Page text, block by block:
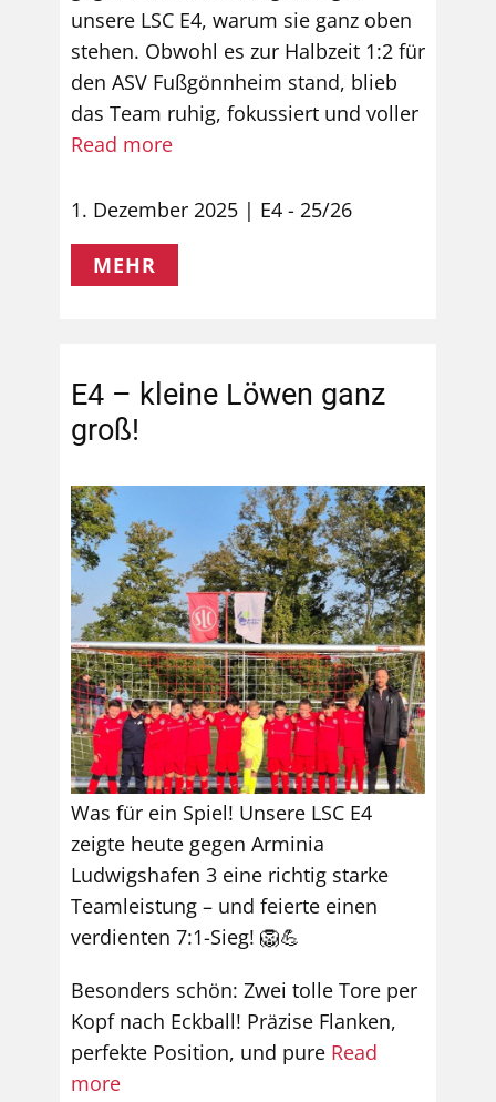
unsere LSC E4, warum sie ganz oben
stehen. Obwohl es zur Halbzeit 1:2 für
den ASV Fußgönnheim stand, blieb
das Team ruhig, fokussiert und voller
Read more
1. Dezember 2025 E4 - 25/26
MEHR
E4 – kleine Löwen ganz
groß!
Was für ein Spiel! Unsere LSC E4
zeigte heute gegen Arminia
Ludwigshafen 3 eine richtig starke
Teamleistung – und feierte einen
verdienten 7:1-Sieg! 🦁💪
Besonders schön: Zwei tolle Tore per
Kopf nach Eckball! Präzise Flanken,
perfekte Position, und pure Read
more